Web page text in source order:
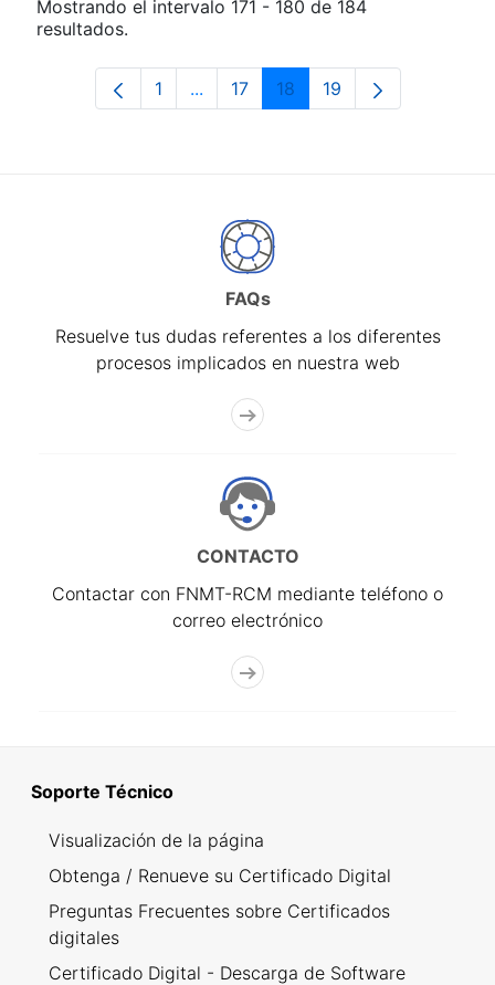
Mostrando el intervalo 171 - 180 de 184
resultados.
Página
1 ...Páginas intermedias Use TAB para
Página
17 Página
18 Página
19
FAQs
Resuelve tus dudas referentes a los diferentes
procesos implicados en nuestra web
CONTACTO
Contactar con FNMT-RCM mediante teléfono o
correo electrónico
Soporte Técnico
Visualización de la página
Obtenga / Renueve su Certificado Digital
Preguntas Frecuentes sobre Certificados
digitales
Certificado Digital - Descarga de Software